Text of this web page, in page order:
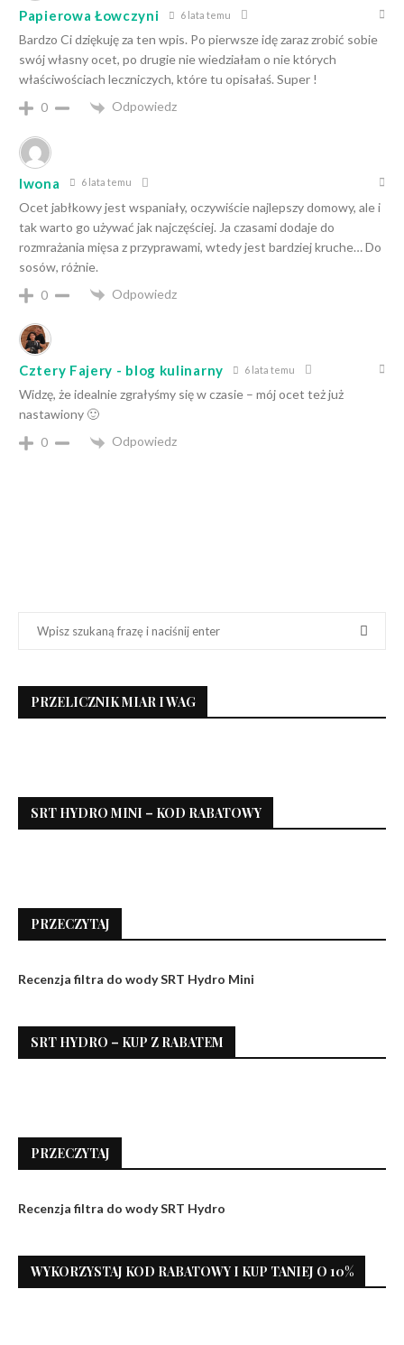
Papierowa Łowczyni 6 lata temu
Bardzo Ci dziękuję za ten wpis. Po pierwsze idę zaraz zrobić sobie
swój własny ocet, po drugie nie wiedziałam o nie których
właściwościach leczniczych, które tu opisałaś. Super !
0
Odpowiedz
Iwona 6 lata temu
Ocet jabłkowy jest wspaniały, oczywiście najlepszy domowy, ale i
tak warto go używać jak najczęściej. Ja czasami dodaje do
rozmrażania mięsa z przyprawami, wtedy jest bardziej kruche… Do
sosów, różnie.
0
Odpowiedz
Cztery Fajery - blog kulinarny 6 lata temu
Widzę, że idealnie zgrałyśmy się w czasie – mój ocet też już
nastawiony 🙂
0
Odpowiedz
PRZELICZNIK MIAR I WAG
SRT HYDRO MINI – KOD RABATOWY
PRZECZYTAJ
Recenzja filtra do wody SRT Hydro Mini
SRT HYDRO – KUP Z RABATEM
PRZECZYTAJ
Recenzja filtra do wody SRT Hydro
WYKORZYSTAJ KOD RABATOWY I KUP TANIEJ O 10%